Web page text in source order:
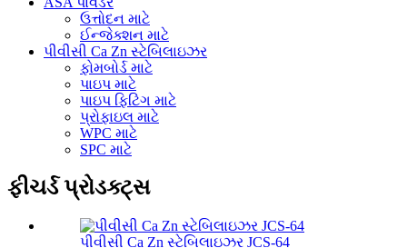
ઉત્તોદન માટે
ઈન્જેક્શન માટે
પીવીસી Ca Zn સ્ટેબિલાઇઝર
ફોમબોર્ડ માટે
પાઇપ માટે
પાઇપ ફિટિંગ માટે
પ્રોફાઇલ માટે
WPC માટે
SPC માટે
ફીચર્ડ પ્રોડક્ટ્સ
પીવીસી Ca Zn સ્ટેબિલાઇઝર JCS-64